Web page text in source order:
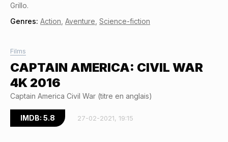
Grillo.
Genres: Action Aventure Science-fiction
Films
CAPTAIN AMERICA: CIVIL WAR
4K 2016
Captain America Civil War (titre en anglais)
IMDB: 5.8 27-02-2021, 19:15